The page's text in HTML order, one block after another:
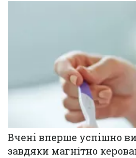
Вчені вперше успішно
завдяки магнітно